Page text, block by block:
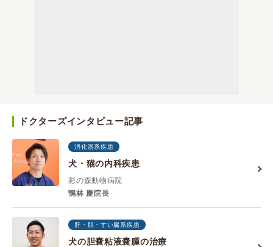
ドクターズインタビュー記事
消化器系疾患
犬・猫の内科疾患
彩の森動物病院
鴨林 慶院長
肝・胆・すい臓系疾患
犬の胆嚢粘液嚢腫の治療